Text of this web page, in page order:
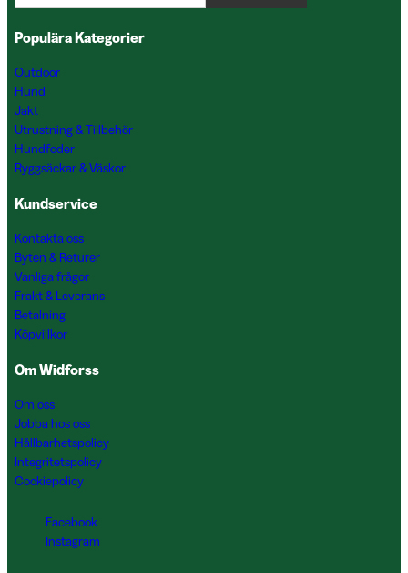
Populära Kategorier
Outdoor
Hund
Jakt
Utrustning & Tillbehör
Hundfoder
Ryggsäckar & Väskor
Kundservice
Kontakta oss
Byten & Returer
Vanliga frågor
Frakt & Leverans
Betalning
Köpvillkor
Om Widforss
Om oss
Jobba hos oss
Hållbarhetspolicy
Integritetspolicy
Cookiepolicy
Facebook
Instagram